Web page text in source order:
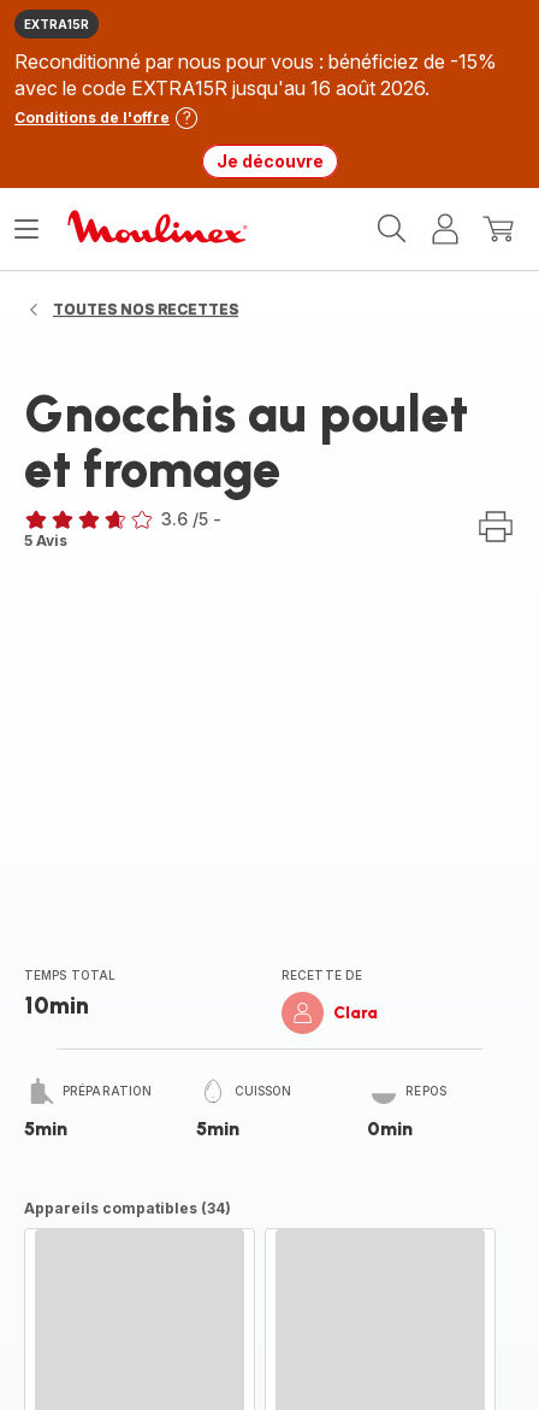
EXTRA15R
Reconditionné par nous pour vous : bénéficiez de -15%
avec le code EXTRA15R jusqu'au 16 août 2026.
Conditions de l'offre
Je découvre
MonMon
Ouvrir
TOUTES NOS RECETTES
Gnocchis au poulet
et fromage
ratings.3.6
3.6 /5 -
5 Avis
TEMPS TOTAL
10min
RECETTE DE
Clara
PRÉPARATION
5min
CUISSON
5min
REPOS
0min
Appareils compatibles (34)